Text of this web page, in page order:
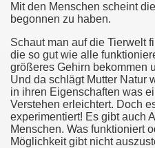
Mit den Menschen scheint
begonnen zu haben.
Schaut man auf die Tierwelt
die so gut wie alle
größeres Gehirn bekommen
Und da schlägt Mutter Natur
in ihren Eigenschaften was
Verstehen erleichtert. Doch
experimentiert! Es gibt auch
Menschen. Was funktioniert
Möglichkeit gibt nicht